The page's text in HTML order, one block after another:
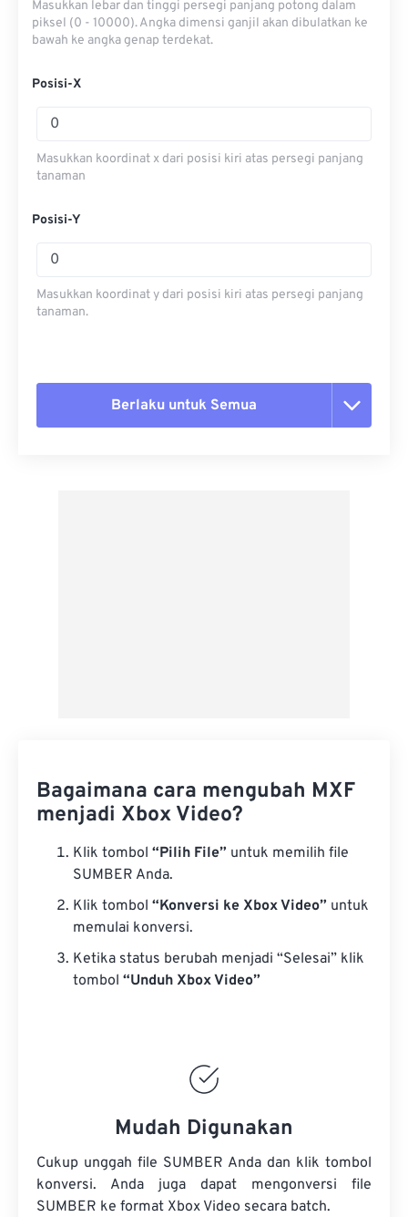
Masukkan lebar dan tinggi persegi panjang potong dalam
piksel (0 - 10000). Angka dimensi ganjil akan dibulatkan ke
bawah ke angka genap terdekat.
Posisi-X
Masukkan koordinat x dari posisi kiri atas persegi panjang
tanaman
Posisi-Y
Masukkan koordinat y dari posisi kiri atas persegi panjang
tanaman.
Berlaku untuk Semua
Bagaimana cara mengubah MXF
menjadi Xbox Video?
Klik tombol “Pilih File” untuk memilih file
SUMBER Anda.
Klik tombol “Konversi ke Xbox Video” untuk
memulai konversi.
Ketika status berubah menjadi “Selesai” klik
tombol “Unduh Xbox Video”
Mudah Digunakan
Cukup unggah file SUMBER Anda dan klik tombol
konversi. Anda juga dapat mengonversi file
SUMBER ke format Xbox Video secara batch.